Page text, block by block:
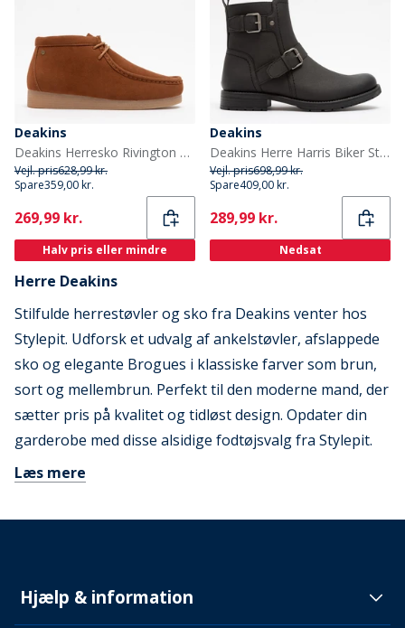
Deakins
Deakins Herresko Rivington Cola
Vejl. pris628,99 kr.
Spare359,00 kr.
Current
269,99 kr.
Halv pris eller mindre
Deakins
Deakins Herre Harris Biker Støvler Sort
Vejl. pris698,99 kr.
Spare409,00 kr.
Current
289,99 kr.
Nedsat
Herre Deakins
Stilfulde herrestøvler og sko fra Deakins venter hos
Stylepit. Udforsk et udvalg af ankelstøvler, afslappede
sko og elegante Brogues i klassiske farver som brun,
sort og mellembrun. Perfekt til den moderne mand, der
sætter pris på kvalitet og tidløst design. Opdater din
garderobe med disse alsidige fodtøjsvalg fra Stylepit.
Læs mere
Hjælp & information